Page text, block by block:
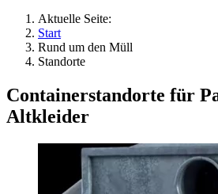
Aktuelle Seite:
Start
Rund um den Müll
Standorte
Containerstandorte für
Altkleider